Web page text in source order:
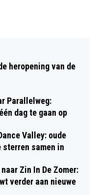
DAN OOIT
DAKEN IN
heropening van de
Parallelweg:
dag te gaan op
Valley: oude
sterren samen in
Zin In De Zomer:
verder aan nieuwe